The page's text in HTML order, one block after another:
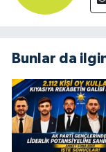
Bunlar da